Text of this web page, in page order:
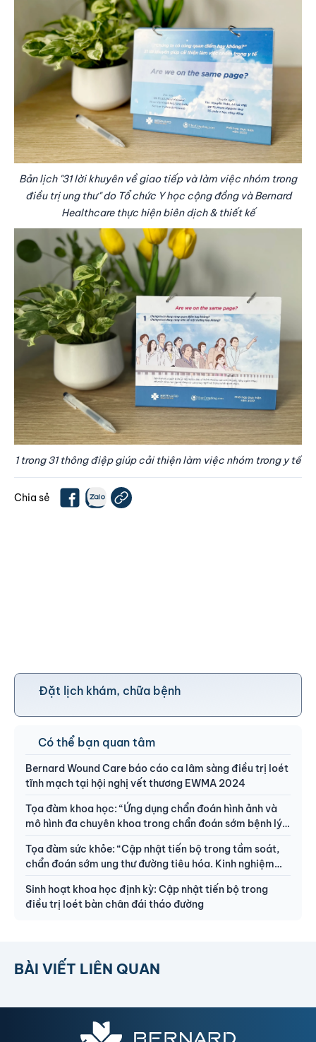
Bản lịch "31 lời khuyên về giao tiếp và làm việc nhóm trong
điều trị ung thư" do Tổ chức Y học cộng đồng và Bernard
Healthcare thực hiện biên dịch & thiết kế
1 trong 31 thông điệp giúp cải thiện làm việc nhóm trong y tế
Chia sẻ
Đặt lịch khám, chữa bệnh
Có thể bạn quan tâm
Bernard Wound Care báo cáo ca lâm sàng điều trị loét
tĩnh mạch tại hội nghị vết thương EWMA 2024
Tọa đàm khoa học: “Ứng dụng chẩn đoán hình ảnh và
mô hình đa chuyên khoa trong chẩn đoán sớm bệnh lý
Tọa đàm sức khỏe: “Cập nhật tiến bộ trong tầm soát,
chẩn đoán sớm ung thư đường tiêu hóa. Kinh nghiệm
Sinh hoạt khoa học định kỳ: Cập nhật tiến bộ trong
điều trị loét bàn chân đái tháo đường​
BÀI VIẾT LIÊN QUAN